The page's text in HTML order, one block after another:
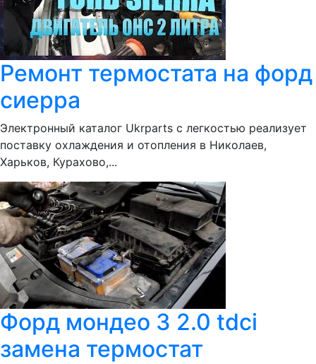
Ремонт термостата на форд
сиерра
Электронный каталог Ukrparts с легкостью реализует
поставку охлаждения и отопления в Николаев,
Харьков, Курахово,...
Форд мондео 3 2.0 tdci
замена термостат